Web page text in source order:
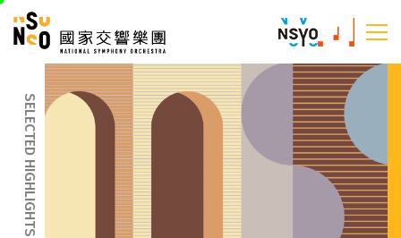
跳
::: 國家交響樂團
SELECTED HIGHLIGHTS